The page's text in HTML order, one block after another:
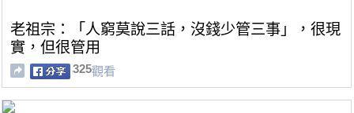
老祖宗：「人窮莫說三話，沒錢少管三事」，很現
實，但很管用
325觀看